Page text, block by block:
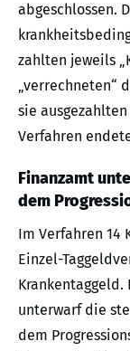
abgeschlossen.
zahlten jeweils
„verrechneten“
sie
Verfahren
Finanzamt
dem
Im Verfahren 14
Einzel-
Krankentaggeld.
unterwarf die
dem